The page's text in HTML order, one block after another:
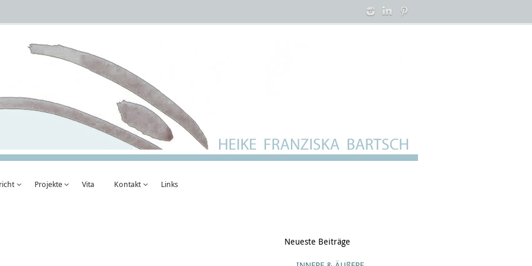
Projekte Vita Kontakt Links
Neueste Beiträge